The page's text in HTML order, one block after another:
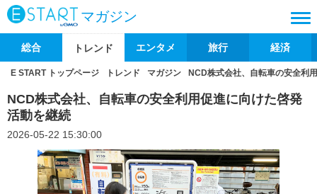
マガジン
総合 トレンド エンタメ 旅行 経済
E START トップページ トレンド マガジン NCD株式会社、自転車の安全利
NCD株式会社、自転車の安全利用促進に向けた啓発
活動を継続
2026-05-22 15:30:00